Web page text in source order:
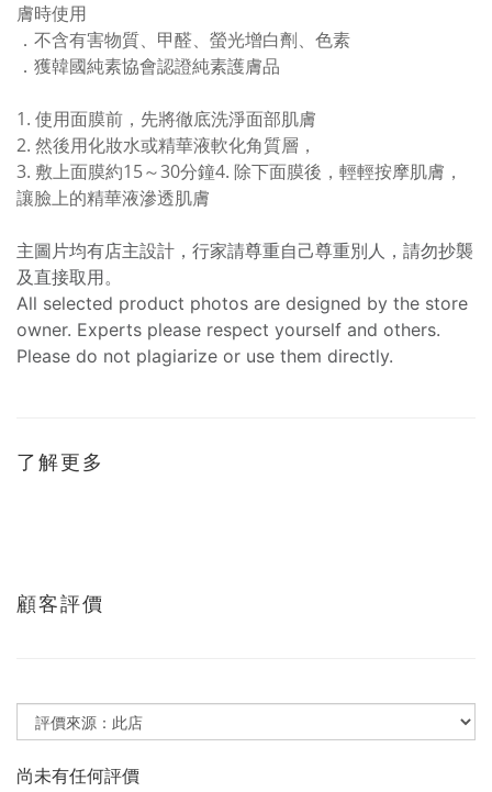
膚時使用
．不含有害物質、甲醛、螢光增白劑、色素
．獲韓國純素協會認證純素護膚品
1. 使用面膜前，先將徹底洗淨面部肌膚
2. 然後用化妝水或精華液軟化角質層，
3. 敷上面膜約15～30分鐘4. 除下面膜後，輕輕按摩肌膚，
讓臉上的精華液滲透肌膚
主圖片均有店主設計，行家請尊重自己尊重別人，請勿抄襲
及直接取用。
All selected product photos are designed by the store
owner. Experts please respect yourself and others.
Please do not plagiarize or use them directly.
了解更多
顧客評價
尚未有任何評價